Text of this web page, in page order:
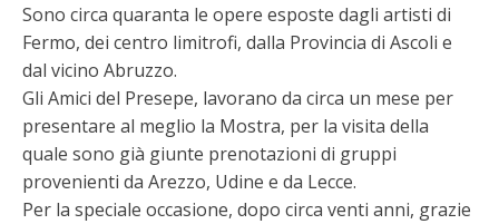
Sono circa quaranta le opere esposte dagli artisti di
Fermo, dei centro limitrofi, dalla Provincia di Ascoli e
dal vicino Abruzzo.
Gli Amici del Presepe, lavorano da circa un mese per
presentare al meglio la Mostra, per la visita della
quale sono già giunte prenotazioni di gruppi
provenienti da Arezzo, Udine e da Lecce.
Per la speciale occasione, dopo circa venti anni, grazie